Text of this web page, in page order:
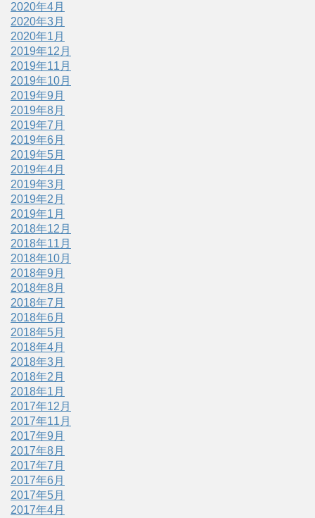
2020年4月
2020年3月
2020年1月
2019年12月
2019年11月
2019年10月
2019年9月
2019年8月
2019年7月
2019年6月
2019年5月
2019年4月
2019年3月
2019年2月
2019年1月
2018年12月
2018年11月
2018年10月
2018年9月
2018年8月
2018年7月
2018年6月
2018年5月
2018年4月
2018年3月
2018年2月
2018年1月
2017年12月
2017年11月
2017年9月
2017年8月
2017年7月
2017年6月
2017年5月
2017年4月